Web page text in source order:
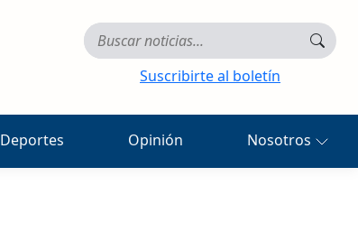
Suscribirte al boletín
Deportes Opinión Nosotros